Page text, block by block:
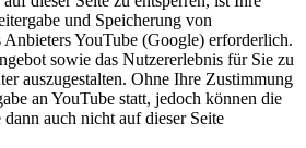
und Speicherung von
YouTube (Google) erforderlich.
sowie das Nutzererlebnis für Sie zu
auszugestalten. Ohne Ihre Zustimmung
an YouTube statt, jedoch können die
auch nicht auf dieser Seite